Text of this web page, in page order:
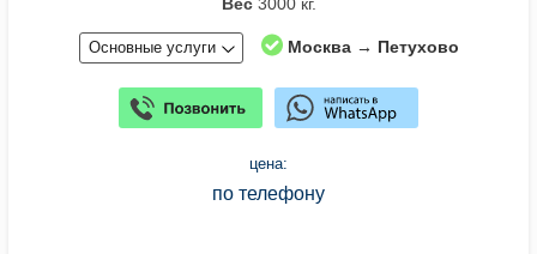
Вес3000 кг.
Основные услуги Москва → Петухово
цена:
по телефону